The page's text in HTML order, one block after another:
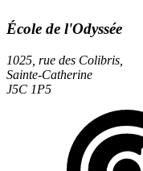
École de l'Odyssée
1025, rue des Colibris,
Sainte-Catherine
J5C 1P5